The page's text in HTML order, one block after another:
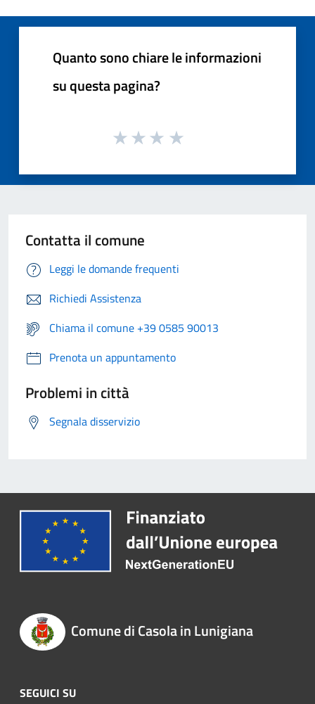
Quanto sono chiare le informazioni
su questa pagina?
Contatta il comune
Leggi le domande frequenti
Richiedi Assistenza
Chiama il comune +39 0585 90013
Prenota un appuntamento
Problemi in città
Segnala disservizio
Comune di Casola in Lunigiana
SEGUICI SU